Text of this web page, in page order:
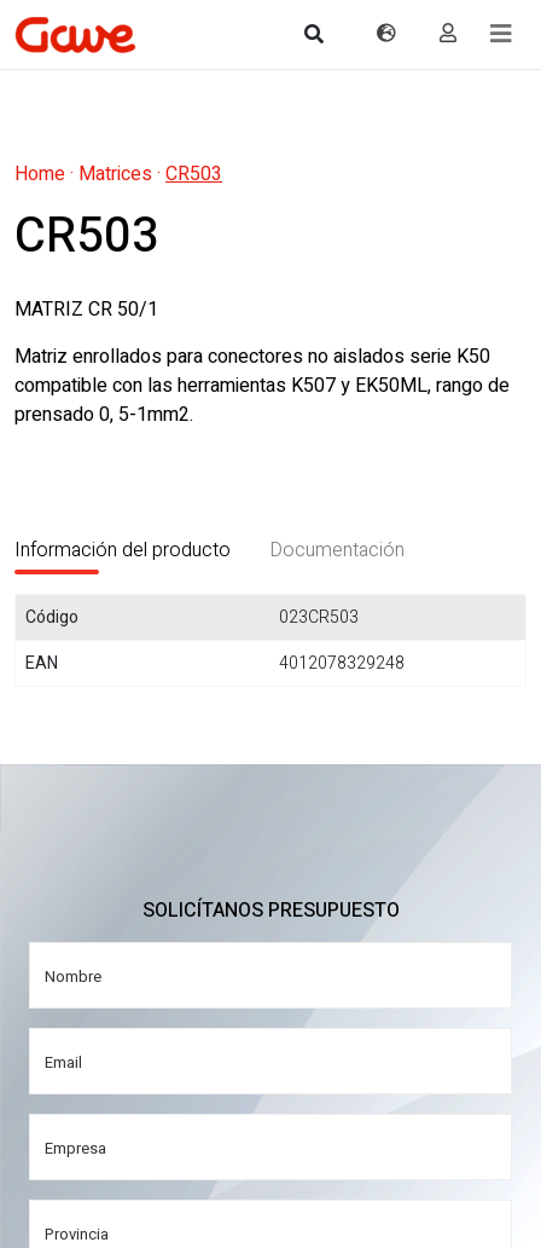
Home· Matrices· CR503
CR503
MATRIZ CR 50/1
Matriz enrollados para conectores no aislados serie K50
compatible con las herramientas K507 y EK50ML, rango de
prensado 0, 5-1mm2.
Información del producto Documentación
Código
023CR503
EAN
4012078329248
SOLICÍTANOS PRESUPUESTO